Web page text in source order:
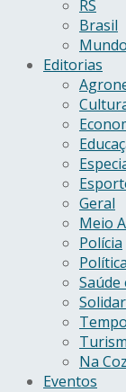
RS
Brasil
Mundo
Editorias
Geral
Meio
Polícia
Política
Saúde
Tempo
Na
Eventos